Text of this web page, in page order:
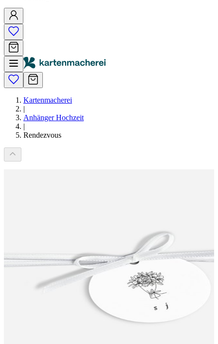
Kartenmacherei
|
Anhänger Hochzeit
|
Rendezvous